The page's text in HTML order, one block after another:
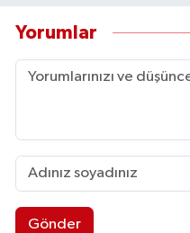
Yorumlar
Gönder